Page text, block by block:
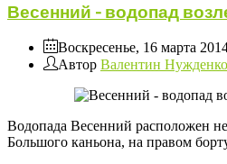
Весенний - водопад
Воскресенье, 16 марта
Автор Валентин Нужденко
Водопада Весенний расположен
Большого каньона, на правом